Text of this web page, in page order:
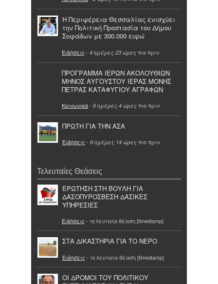
Η Περιφέρεια Θεσσαλίας ενισχύει
την Πολιτική Προστασία του Δήμου
Σοφάδων με 300.000 ευρώ
Ειδήσεις - 4 ημέρες 23 ώρες πιο πριν
ΠΡΟΓΡΑΜΜΑ ΙΕΡΩΝ ΑΚΟΛΟΥΘΙΩΝ
ΜΗΝΟΣ ΑΥΓΟΥΣΤΟΥ ΙΕΡΑΣ ΜΟΝΗΣ
ΠΕΤΡΑΣ ΚΑΤΑΦΥΓΙΟΥ ΑΓΡΑΦΩΝ
Κοινωνικά- 6 ημέρες 4 ώρες πιο πριν
ΠΡΩΤΗ ΓΙΑ ΤΗΝ ΑΣΑ
Ειδήσεις - 6 ημέρες 14 ώρες πιο πριν
Τελευταίες Θεάσεις
ΕΡΩΤΗΣΗ ΣΤΗ ΒΟΥΛΗ ΓΙΑ
ΔΑΣΟΠΥΡΟΣΒΕΣΗ ΔΑΣΙΚΕΣ
ΥΠΗΡΕΣΙΕΣ
Ειδήσεις - τελευταία θέαση [timestamp]
ΣΤΑ ΔΙΚΑΣΤΗΡΙΑ ΓΙΑ ΤΟ ΝΕΡΟ
Ειδήσεις - τελευταία θέαση [timestamp]
ΟΙ ΔΡΟΜΟΙ ΤΟΥ ΠΟΛΙΤΙΚΟΥ